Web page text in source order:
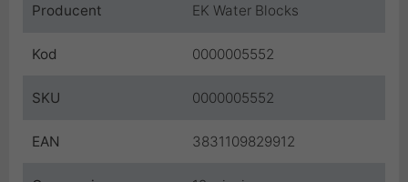
Producent EK Water Blocks
Kod 0000005552
SKU 0000005552
EAN 3831109829912